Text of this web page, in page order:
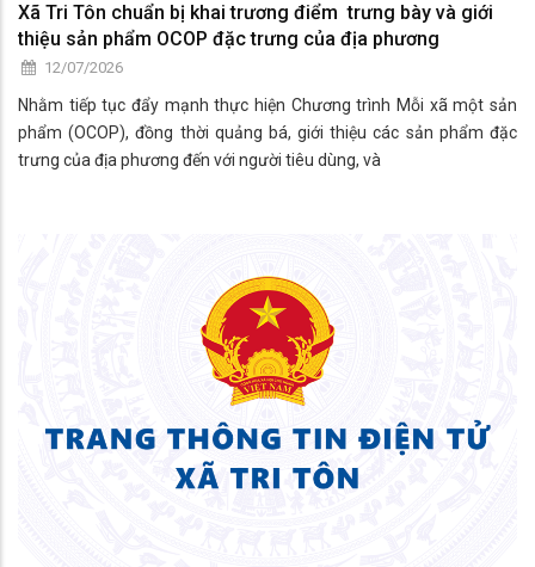
Xã Tri Tôn chuẩn bị khai trương điểm trưng bày và giới
thiệu sản phẩm OCOP đặc trưng của địa phương
12/07/2026
Nhằm tiếp tục đẩy mạnh thực hiện Chương trình Mỗi xã một sản
phẩm (OCOP), đồng thời quảng bá, giới thiệu các sản phẩm đặc
trưng của địa phương đến với người tiêu dùng, và